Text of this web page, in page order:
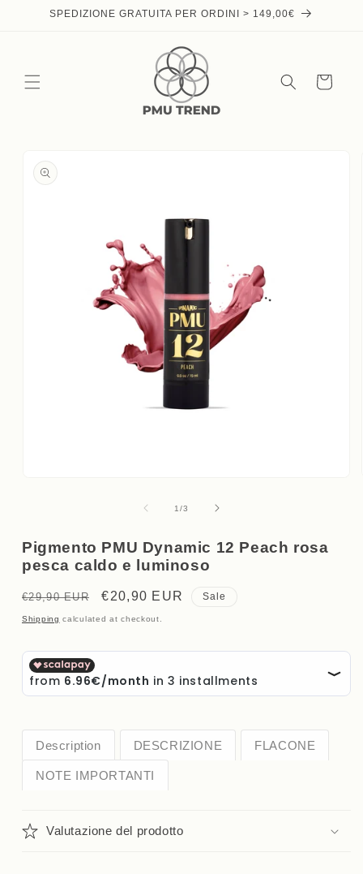
Skip toSPEDIZIONE GRATUITA PER ORDINI > 149,00€
Cart
product
information
1/of
3
Pigmento PMU Dynamic 12 Peach rosa
pesca caldo e luminoso
Regular
price
€29,90 EUR
Sale
price
€20,90 EUR Sale
Shipping calculated at checkout.
Description DESCRIZIONE FLACONE
NOTE IMPORTANTI
Valutazione del prodotto